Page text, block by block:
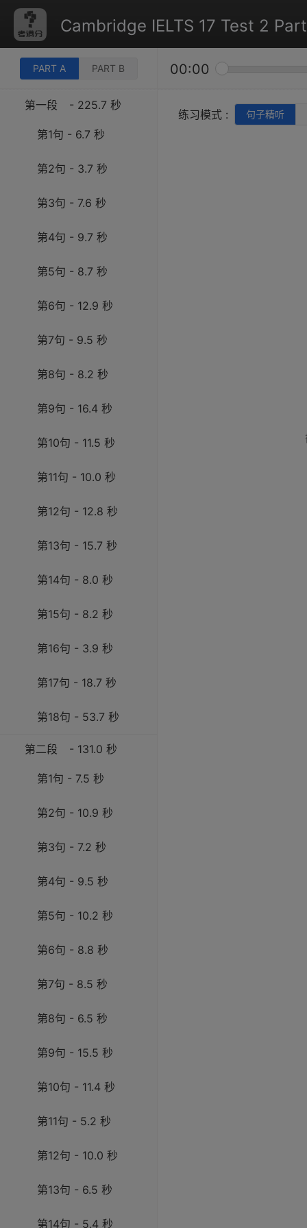
Cambridge IELTS 17 Test 2
PART A PART B 00:00
第一段 - 225.7 秒
第1句 - 6.7 秒
第2句 - 3.7 秒
第3句 - 7.6 秒
第4句 - 9.7 秒
第5句 - 8.7 秒
第6句 - 12.9 秒
第7句 - 9.5 秒
第8句 - 8.2 秒
第9句 - 16.4 秒
第10句 - 11.5 秒
第11句 - 10.0 秒
第12句 - 12.8 秒
第13句 - 15.7 秒
第14句 - 8.0 秒
第15句 - 8.2 秒
第16句 - 3.9 秒
第17句 - 18.7 秒
第18句 - 53.7 秒
第二段 - 131.0 秒
第1句 - 7.5 秒
第2句 - 10.9 秒
第3句 - 7.2 秒
第4句 - 9.5 秒
第5句 - 10.2 秒
第6句 - 8.8 秒
第7句 - 8.5 秒
第8句 - 6.5 秒
第9句 - 15.5 秒
第10句 - 11.4 秒
第11句 - 5.2 秒
第12句 - 10.0 秒
第13句 - 6.5 秒
第14句 - 5.4 秒
练习模式 : 句子精听